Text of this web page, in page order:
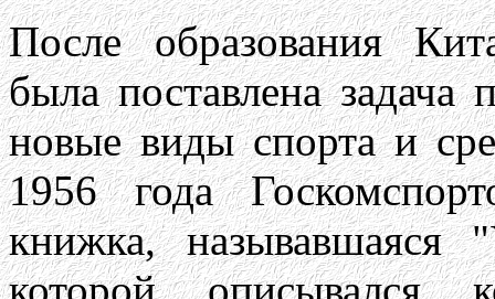
После образования
была поставлена задача
новые виды спорта и
1956 года
книжка, называвшаяся